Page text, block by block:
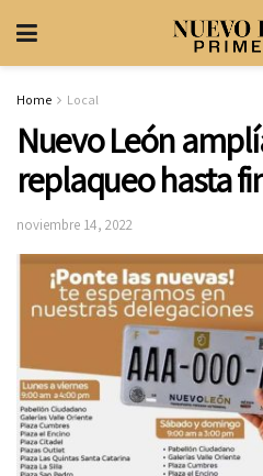
Home Local
Nuevo León
replaqueo hasta
noviembre 14, 2022